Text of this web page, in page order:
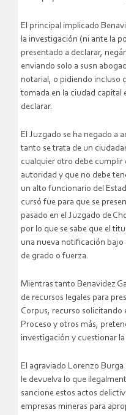
El principal implicado
la investigación (ni ante la
presentado a declarar,
enviando solo a susn
notarial, o pidiendo incluso
tomada en la ciudad capital
declarar.
El Juzgado se ha negado a
tanto se trata de un
cualquier otro debe cumplir
autoridad y que no debe
un alto funcionario del
cursó fue para que se
pasado en el Juzgado de
por lo que se sabe que el
una nueva notificación
de grado o fuerza.
Mientras tanto Benavidez
de recursos legales para
Corpus, recurso solicitando
Proceso y otros más,
investigación y cuestionar
El agraviado Lorenzo
le devuelva lo que
sancione estos actos
empresas mineras para